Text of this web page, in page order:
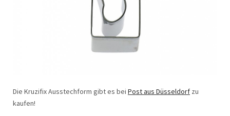
Die Kruzifix Ausstechform gibt es bei Post aus Düsseldorf zu
kaufen!